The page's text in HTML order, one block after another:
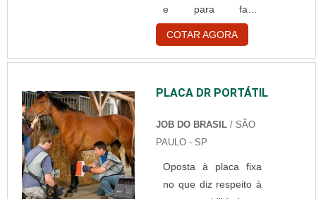
procedimentos de
caráter descartável. A
primeira é a luva de
vinil, que é fabricada
sintético, que garante
a esse tipo de luva
e para fazer
curativos, e são itens
de extrema
necessidade e
a principal função de
machucados
profundos para
COTAR AGORA
PLACA DR PORTÁTIL
JOB DO BRASIL / SÃO
PAULO - SP
Oposta à placa fixa
no que diz respeito à